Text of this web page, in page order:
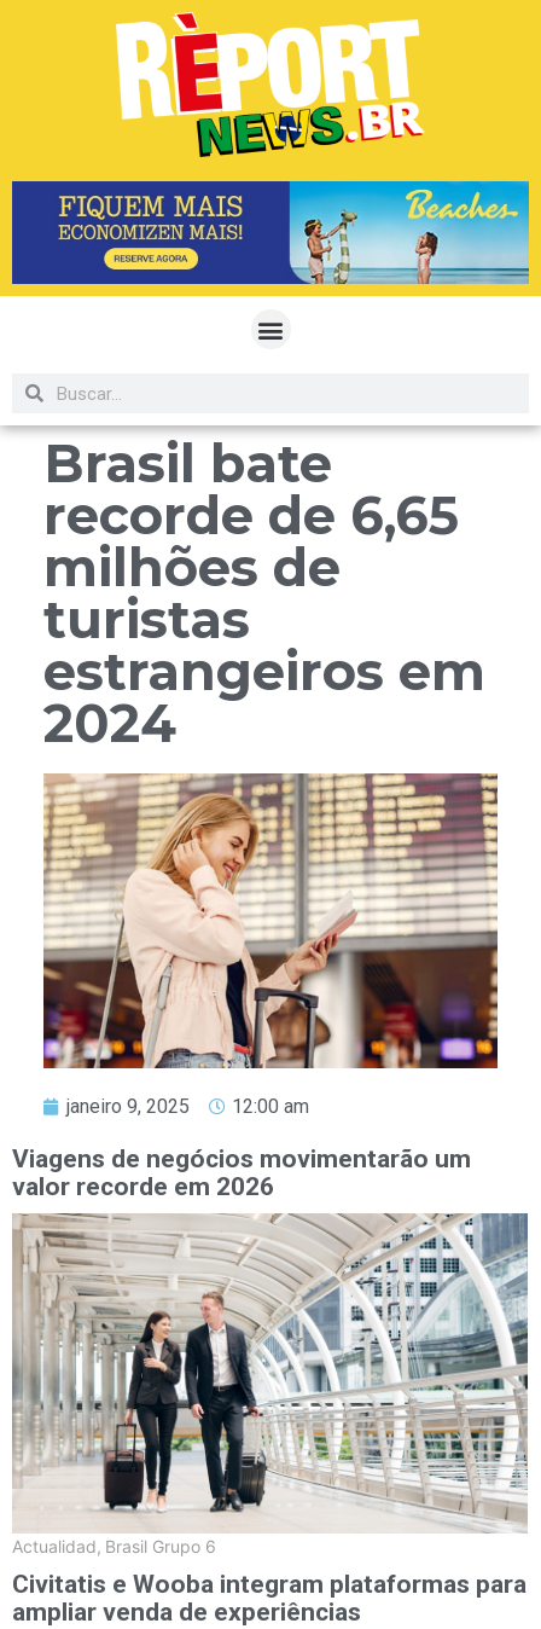
Brasil bate
recorde de 6,65
milhões de
turistas
estrangeiros em
2024
janeiro 9, 2025 12:00 am
Viagens de negócios movimentarão um
valor recorde em 2026
Actualidad, Brasil Grupo 6
Civitatis e Wooba integram plataformas para
ampliar venda de experiências